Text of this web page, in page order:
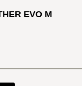
EVO M